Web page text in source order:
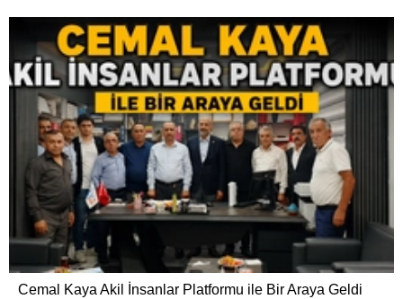
Cemal Kaya Akil İnsanlar Platformu ile Bir Araya Geldi